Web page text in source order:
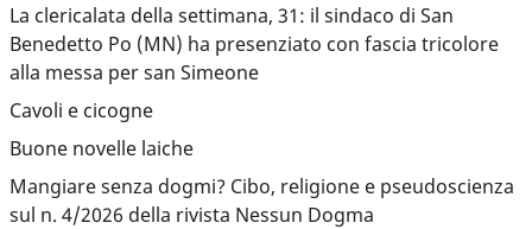
La clericalata della settimana, 31: il sindaco di San
Benedetto Po (MN) ha presenziato con fascia tricolore
alla messa per san Simeone
Cavoli e cicogne
Buone novelle laiche
Mangiare senza dogmi? Cibo, religione e pseudoscienza
sul n. 4/2026 della rivista Nessun Dogma